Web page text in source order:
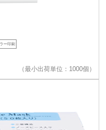
ー印刷
（最小出荷単位：1000個）